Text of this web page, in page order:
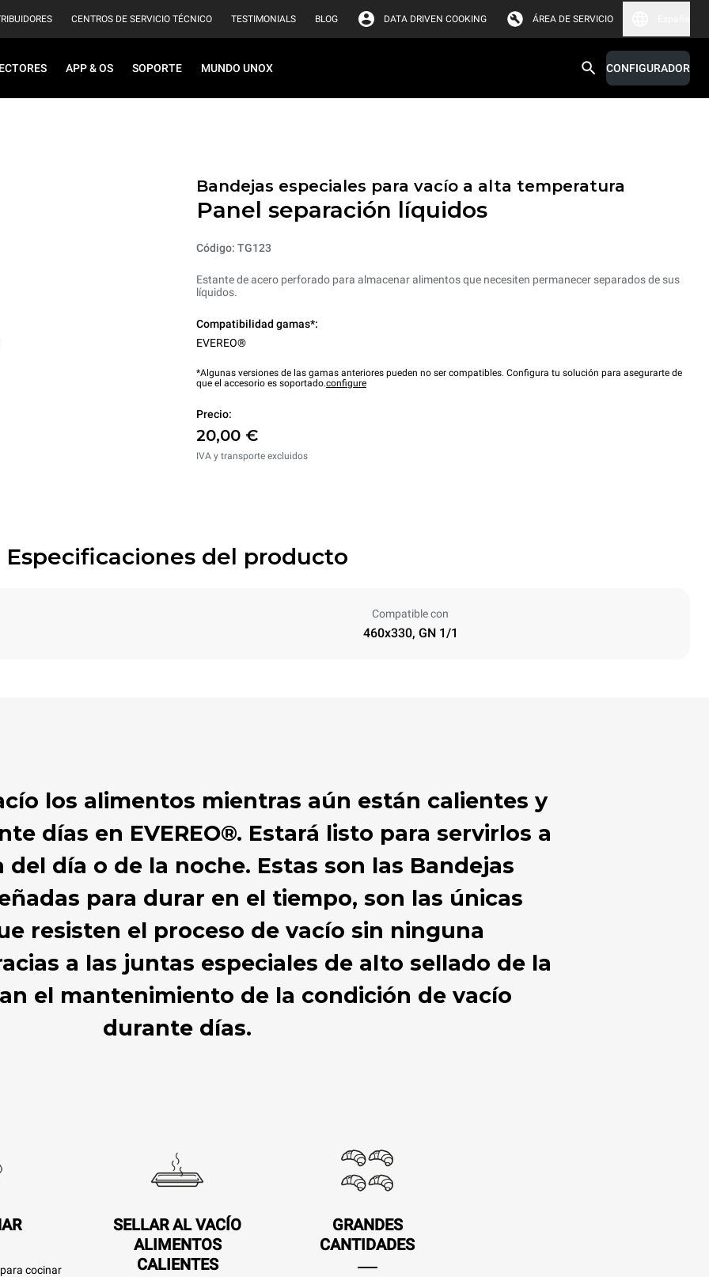
CENTROS DE SERVICIO TÉCNICO TESTIMONIALS BLOG DATA DRIVEN COOKING ÁREA DE SERVICIO
APP & OS SOPORTE MUNDO UNOX CONFIGURADOR
Bandejas especiales para vacío a alta temperatura
Panel separación líquidos
Código: TG123
Estante de acero perforado para almacenar alimentos que necesiten permanecer separados de sus
líquidos.
Compatibilidad gamas*:
EVEREO®
*Algunas versiones de las gamas anteriores pueden no ser compatibles. Configura tu solución para asegurarte de
que el accesorio es soportado.configure
Precio:
20,00 €
IVA y transporte excluidos
Especificaciones del producto
Compatible con
460x330, GN 1/1
los alimentos mientras aún están calientes y
días en EVEREO®. Estará listo para servirlos a
día o de la noche. Estas son las Bandejas
para durar en el tiempo, son las únicas
resisten el proceso de vacío sin ninguna
a las juntas especiales de alto sellado de la
el mantenimiento de la condición de vacío
durante días.
cocinar
SELLAR AL VACÍO
ALIMENTOS
CALIENTES
GRANDES
CANTIDADES